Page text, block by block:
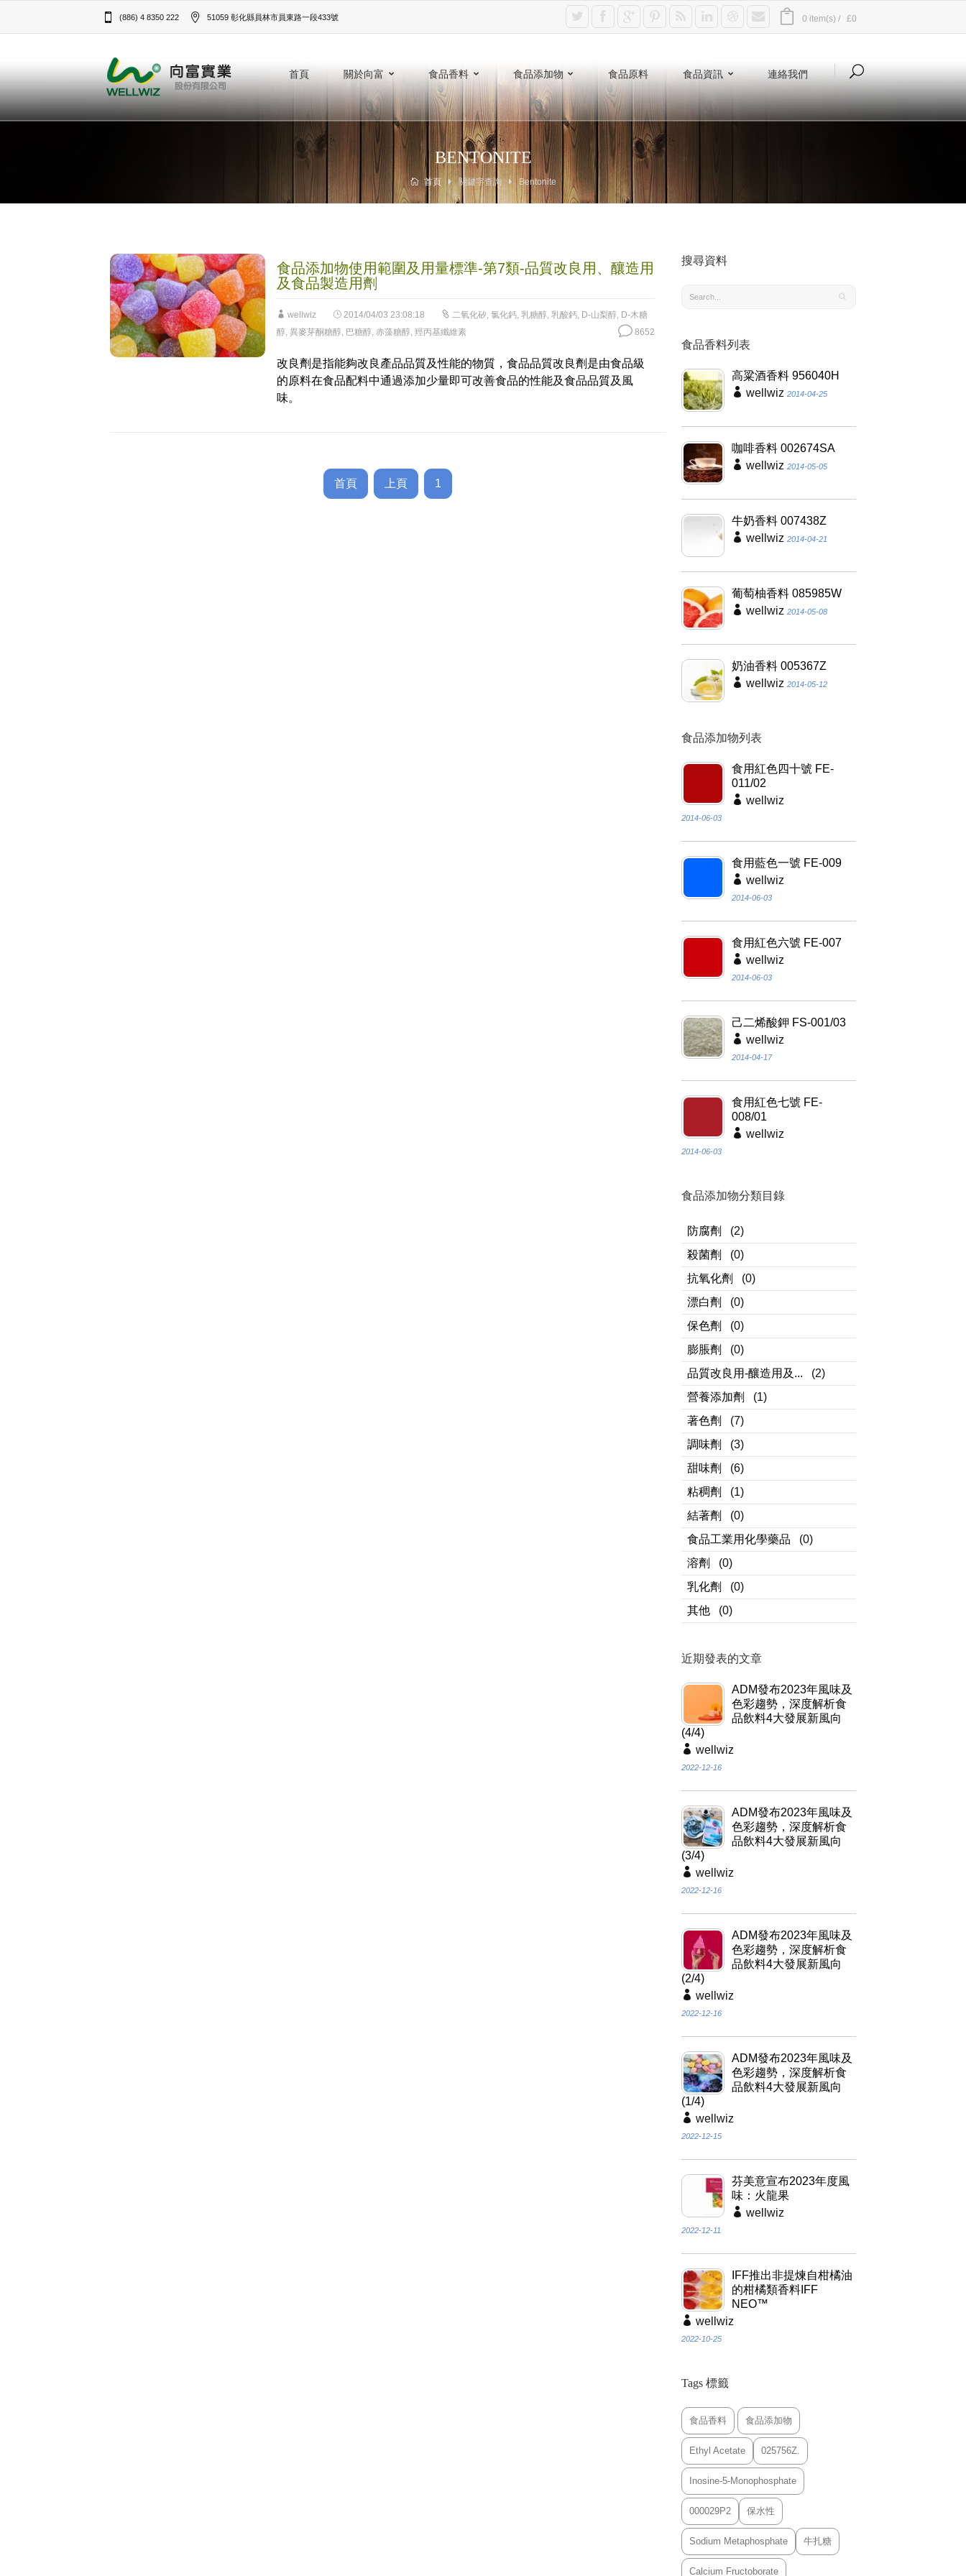
(886) 4 8350 222 51059 彰化縣員林市員東路一段433號‎ 0 item(s) / £0
首頁 關於向富 食品香料 食品添加物 食品原料 食品資訊 連絡我們
BENTONITE
首頁 關鍵字查詢 Bentonite
食品添加物使用範圍及用量標準-第7類-品質改良用、釀造用
及食品製造用劑
wellwiz 2014/04/03 23:08:18 二氧化矽, 氯化鈣, 乳糖醇, 乳酸鈣, D-山梨醇, D-木糖
醇, 異麥芽酮糖醇, 巴糖醇, 赤藻糖醇, 羥丙基纖維素 8652
改良劑是指能夠改良產品品質及性能的物質，食品品質改良劑是由食品級
的原料在食品配料中通過添加少量即可改善食品的性能及食品品質及風
味。
首頁 上頁 1
搜尋資料
食品香料列表
高粱酒香料 956040H
wellwiz 2014-04-25
咖啡香料 002674SA
wellwiz 2014-05-05
牛奶香料 007438Z
wellwiz 2014-04-21
葡萄柚香料 085985W
wellwiz 2014-05-08
奶油香料 005367Z
wellwiz 2014-05-12
食品添加物列表
食用紅色四十號 FE-
011/02
wellwiz
2014-06-03
食用藍色一號 FE-009
wellwiz
2014-06-03
食用紅色六號 FE-007
wellwiz
2014-06-03
己二烯酸鉀 FS-001/03
wellwiz
2014-04-17
食用紅色七號 FE-
008/01
wellwiz
2014-06-03
食品添加物分類目錄
防腐劑
(2)
殺菌劑
(0)
抗氧化劑
(0)
漂白劑
(0)
保色劑
(0)
膨脹劑
(0)
品質改良用-釀造用及...
(2)
營養添加劑
(1)
著色劑
(7)
調味劑
(3)
甜味劑
(6)
粘稠劑
(1)
結著劑
(0)
食品工業用化學藥品
(0)
溶劑
(0)
乳化劑
(0)
其他
(0)
近期發表的文章
ADM發布2023年風味及
色彩趨勢，深度解析食
品飲料4大發展新風向
(4/4)
wellwiz
2022-12-16
ADM發布2023年風味及
色彩趨勢，深度解析食
品飲料4大發展新風向
(3/4)
wellwiz
2022-12-16
ADM發布2023年風味及
色彩趨勢，深度解析食
品飲料4大發展新風向
(2/4)
wellwiz
2022-12-16
ADM發布2023年風味及
色彩趨勢，深度解析食
品飲料4大發展新風向
(1/4)
wellwiz
2022-12-15
芬美意宣布2023年度風
味：火龍果
wellwiz
2022-12-11
IFF推出非提煉自柑橘油
的柑橘類香料IFF
NEO™
wellwiz
2022-10-25
Tags 標籤
食品香料 食品添加物
Ethyl Acetate 025756Z.
Inosine-5-Monophosphate
000029P2 保水性
Sodium Metaphosphate 牛扎糖
Calcium Fructoborate